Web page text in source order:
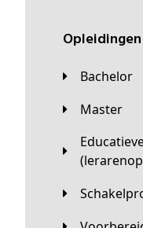
Opleidingen
Bachelor
Master
Educatieve master